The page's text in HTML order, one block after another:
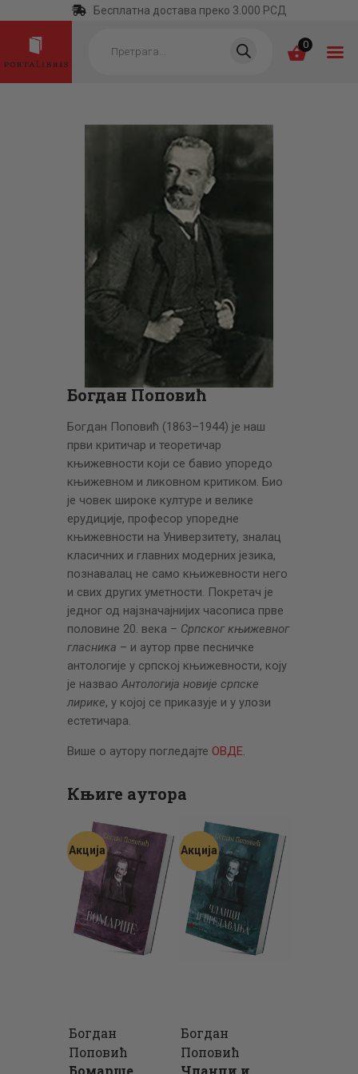
Бесплатна достава преко 3.000 РСД
search 0
КАТЕГОРИЈЕ
НАЈПРОДАВАНИЈЕ
НОВЕ КЊИГЕ
ОТРГНУТО ОД
ЗАБОРАВА
АУТОРИ
АКТУЕЛНОСТИ
ЦЕНОВНИК
ПИСМО
Богдан Поповић
Богдан Поповић (1863–1944) је наш
први критичар и теоретичар
књижевности који се бавио упоредо
књижевном и ликовном критиком. Био
је човек широке културе и велике
ерудиције, професор упоредне
књижевности на Универзитету, зналац
класичних и главних модерних језика,
познавалац не само књижевности него
и свих других уметности. Покретач је
једног од најзначајнијих часописа прве
половине 20. века – Српског књижевног
гласника – и аутор прве песничке
антологије у српској књижевности, коју
је назвао Антологија новије српске
лирике, у којој се приказује и у улози
естетичара.
Више о аутору погледајте ОВДЕ.
Књиге аутора
Акција
Богдан
Поповић
Акција
Богдан
Поповић